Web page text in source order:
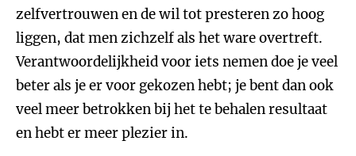
zelfvertrouwen en de wil tot presteren zo hoog
liggen, dat men zichzelf als het ware overtreft.
Verantwoordelijkheid voor iets nemen doe je veel
beter als je er voor gekozen hebt; je bent dan ook
veel meer betrokken bij het te behalen resultaat
en hebt er meer plezier in.